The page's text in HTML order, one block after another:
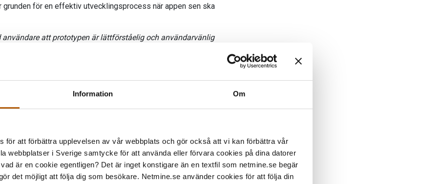
Information Om
för att förbättra upplevelsen av vår webbplats och gör också att vi kan förbättra vår
webbplatser i Sverige samtycke för att använda eller förvara cookies på dina datorer
är en cookie egentligen? Det är inget konstigare än en textfil som netmine.se begär
det möjligt att följa dig som besökare. Netmine.se använder cookies för att följa din
grunden för en effektiv utvecklingsprocess när appen sen ska
användare att prototypen är lättförståelig och användarvänlig
och ofta interaktiv version som visar hur appen fungerar.
dig som beställare – det är din idé som ska ta form. Det är vårt
frågorna – så vi förstår vad som är rätt val för just din app. Du
på hur appen ska se ut eller rent tekniskt fungera. Har du bara en